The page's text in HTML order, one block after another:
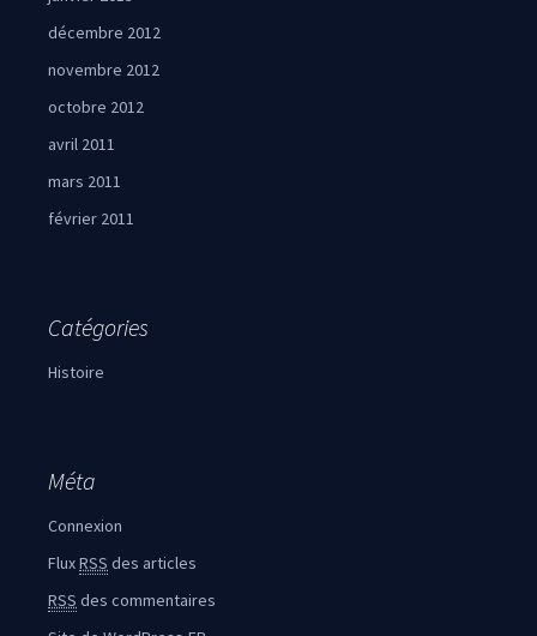
décembre 2012
novembre 2012
octobre 2012
avril 2011
mars 2011
février 2011
Catégories
Histoire
Méta
Connexion
FluxRSS des articles
RSS des commentaires